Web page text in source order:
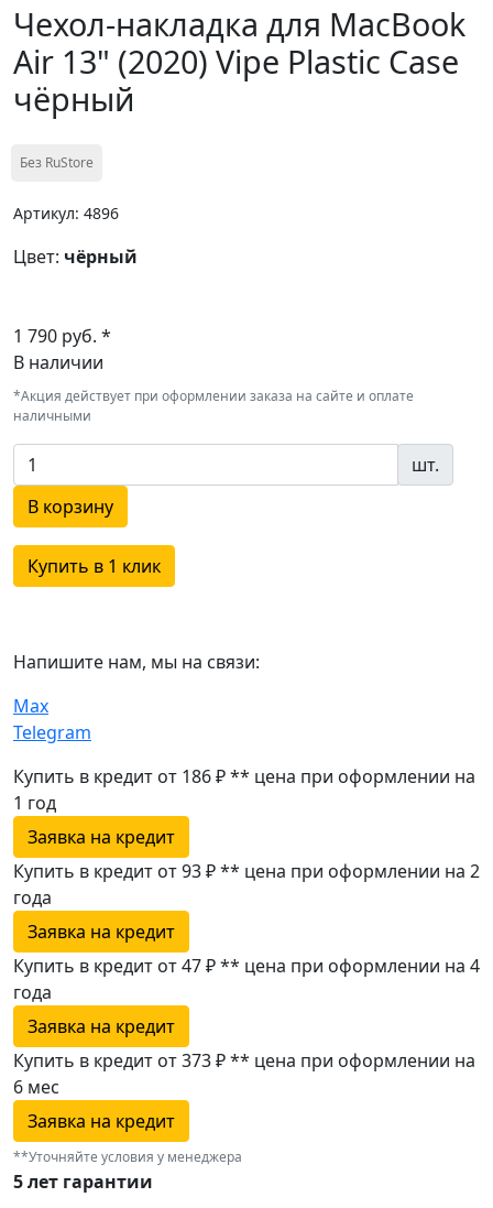
Чехол-накладка для MacBook
Air 13" (2020) Vipe Plastic Case
чёрный
Без RuStore
Артикул: 4896
Цвет: чёрный
1 790 руб. *
В наличии
*Акция действует при оформлении заказа на сайте и оплате
наличными
шт.
В корзину
Купить в 1 клик
Напишите нам, мы на связи:
Max
Telegram
Купить в кредит от 186 ₽** цена при оформлении на
1 год
Заявка на кредит
Купить в кредит от 93 ₽** цена при оформлении на 2
года
Заявка на кредит
Купить в кредит от 47 ₽** цена при оформлении на 4
года
Заявка на кредит
Купить в кредит от 373 ₽** цена при оформлении на
6 мес
Заявка на кредит
**Уточняйте условия у менеджера
5 лет гарантии